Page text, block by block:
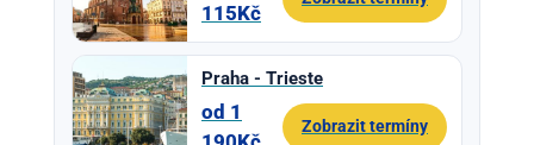
115Kč
Praha - Trieste
od 1
Zobrazit termíny